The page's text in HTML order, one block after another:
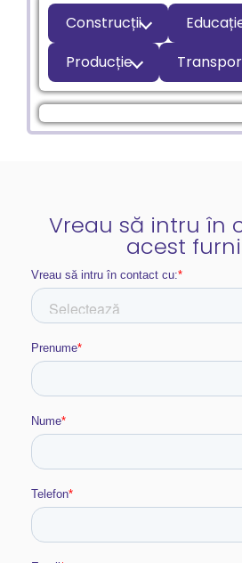
Construcții
Producție
Vreau să intru în
acest